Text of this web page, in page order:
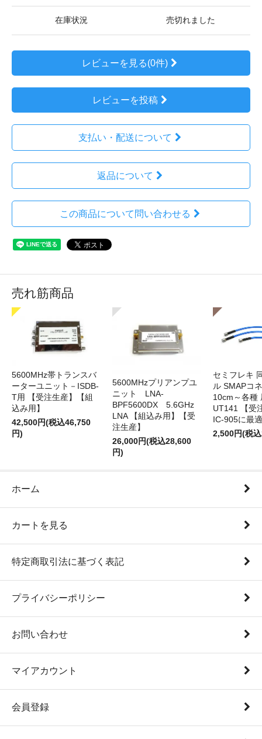
在庫状況 売切れました
レビューを見る(0件)
レビューを投稿
支払い・配送について
返品について
この商品について問い合わせる
売れ筋商品
5600MHz帯トランスバ
ーターユニット－ISDB-
T用 【受注生産】【組
込み用】
42,500円(税込46,750
円)
5600MHzプリアンプユ
ニット LNA-
BPF5600DX 5.6GHz
LNA 【組込み用】【受
注生産】
26,000円(税込28,600
円)
セミフレキ
ル SMAPコ
10cm～各種
UT141 【
IC-905に最適
2,500円(税
ホーム
カートを見る
特定商取引法に基づく表記
プライバシーポリシー
お問い合わせ
マイアカウント
会員登録